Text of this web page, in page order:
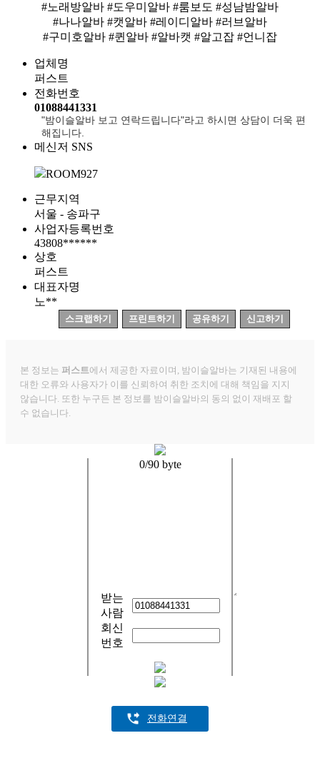
#노래방알바 #도우미알바 #룸보도 #성남밤알바
#나나알바 #캣알바 #레이디알바 #러브알바
#구미호알바 #퀸알바 #알바캣 #알고잡 #언니잡
업체명
퍼스트
전화번호
01088441331
"밤이슬알바 보고 연락드립니다"라고 하시면 상담이 더욱 편
해집니다.
메신저 SNS
ROOM927
근무지역
서울 - 송파구
사업자등록번호
43808******
상호
퍼스트
대표자명
노**
스크랩하기 프린트하기 공유하기 신고하기
본 정보는 퍼스트에서 제공한 자료이며, 밤이슬알바는 기재된 내용에
대한 오류와 사용자가 이를 신뢰하여 취한 조치에 대해 책임을 지지
않습니다. 또한 누구든 본 정보를 밤이슬알바의 동의 없이 재배포 할
수 없습니다.
0/90 byte
받는
사람
회신
번호
전화연결